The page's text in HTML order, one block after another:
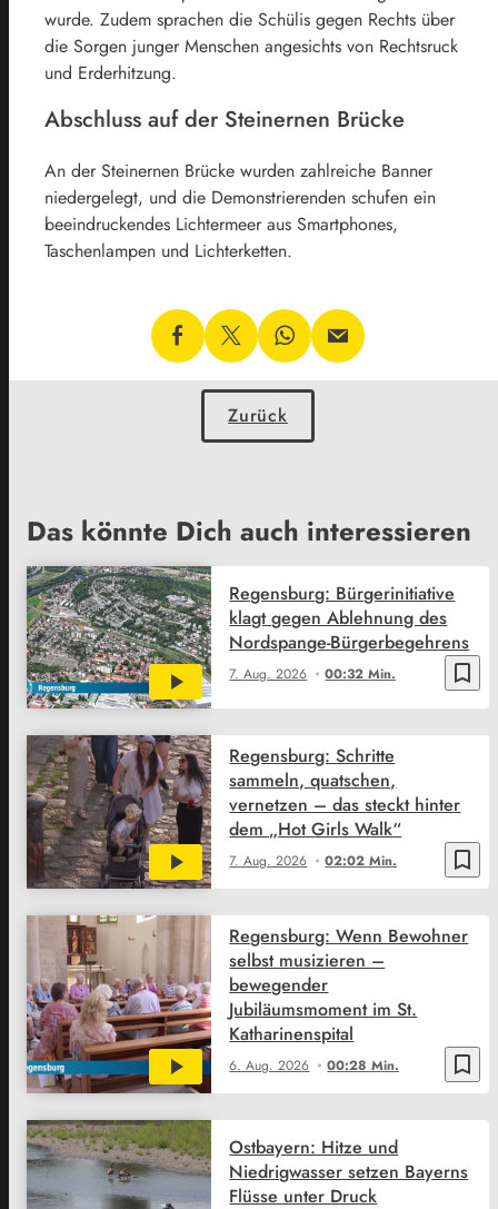
wurde. Zudem sprachen die Schülis gegen Rechts über
die Sorgen junger Menschen angesichts von Rechtsruck
und Erderhitzung.
Abschluss auf der Steinernen Brücke
An der Steinernen Brücke wurden zahlreiche Banner
niedergelegt, und die Demonstrierenden schufen ein
beeindruckendes Lichtermeer aus Smartphones,
Taschenlampen und Lichterketten.
Zurück
Das könnte Dich auch interessieren
bookmark_border
7. Aug. 2026 00:32 Min.
Regensburg: Bürgerinitiative
klagt gegen Ablehnung des
Nordspange-Bürgerbegehrens
bookmark_border
7. Aug. 2026 02:02 Min.
Regensburg: Schritte
sammeln, quatschen,
vernetzen – das steckt hinter
dem „Hot Girls Walk“
bookmark_border
6. Aug. 2026 00:28 Min.
Regensburg: Wenn Bewohner
selbst musizieren –
bewegender
Jubiläumsmoment im St.
Katharinenspital
Ostbayern: Hitze und
Niedrigwasser setzen Bayerns
Flüsse unter Druck